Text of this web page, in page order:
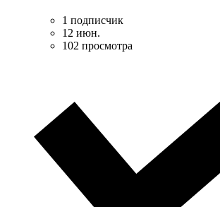
1 подписчик
12 июн.
102 просмотра